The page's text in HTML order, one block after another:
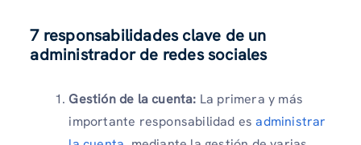
7 responsabilidades clave de un
administrador de redes sociales
Gestión de la cuenta: La primera y más
importante responsabilidad esadministrar